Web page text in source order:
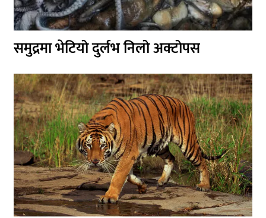
समुद्रमा भेटियो दुर्लभ निलो अक्टोपस